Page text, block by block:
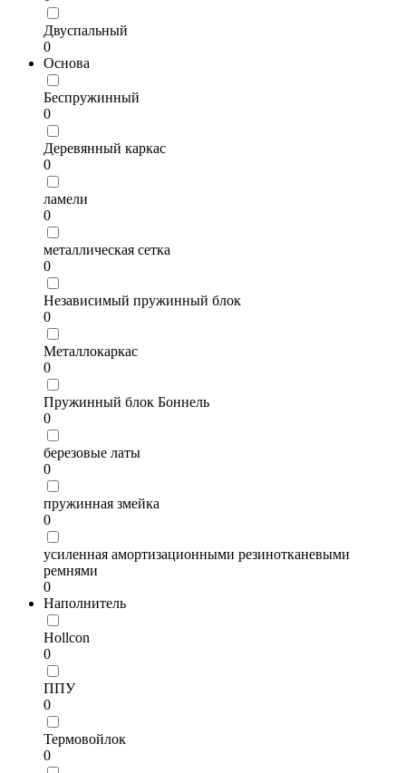
Двуспальный
0
Основа
Беспружинный
0
Деревянный каркас
0
ламели
0
металлическая сетка
0
Независимый пружинный блок
0
Металлокаркас
0
Пружинный блок Боннель
0
березовые латы
0
пружинная змейка
0
усиленная амортизационными резинотканевыми
ремнями
0
Наполнитель
Hollcon
0
ППУ
0
Термовойлок
0